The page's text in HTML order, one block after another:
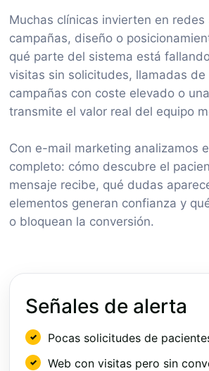
Muchas clínicas invierten en redes
campañas, diseño o
qué parte del sistema está
visitas sin solicitudes, llamadas
campañas con coste elevado o
transmite el valor real del equipo
Con e-mail marketing analizamos
completo: cómo descubre el
mensaje recibe, qué dudas
elementos generan confianza y
o bloquean la conversión.
Señales de alerta
Pocas solicitudes de
Web con visitas pero sin